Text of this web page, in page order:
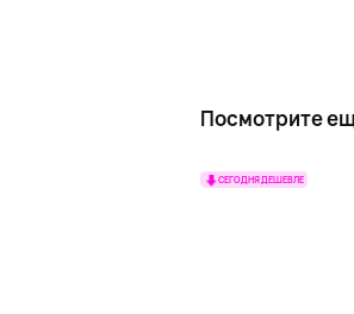
Посмотрите
СЕГОДНЯ ДЕШЕВЛЕ